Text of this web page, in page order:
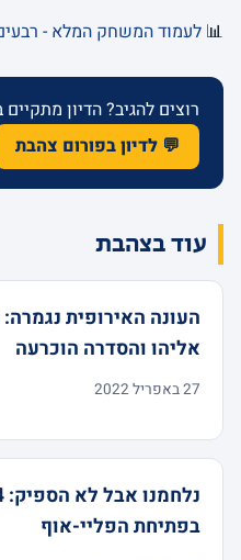
📊 לעמוד המשחק המלא -
רוצים להגיב? הדיון מתקיים
💬 לדיון בפורום צהבת
עוד בצהבת
אליהו והסדרה הוכרעה
27 באפריל 2022
בפתיחת הפליי-אוף